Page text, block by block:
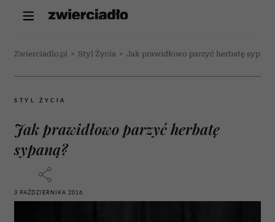
Zwierciadlo.pl > Styl Życia > Jak prawidłowo parzyć herbatę
STYL ŻYCIA
Jak prawidłowo parzyć herbatę
sypaną?
3 PAŹDZIERNIKA 2016